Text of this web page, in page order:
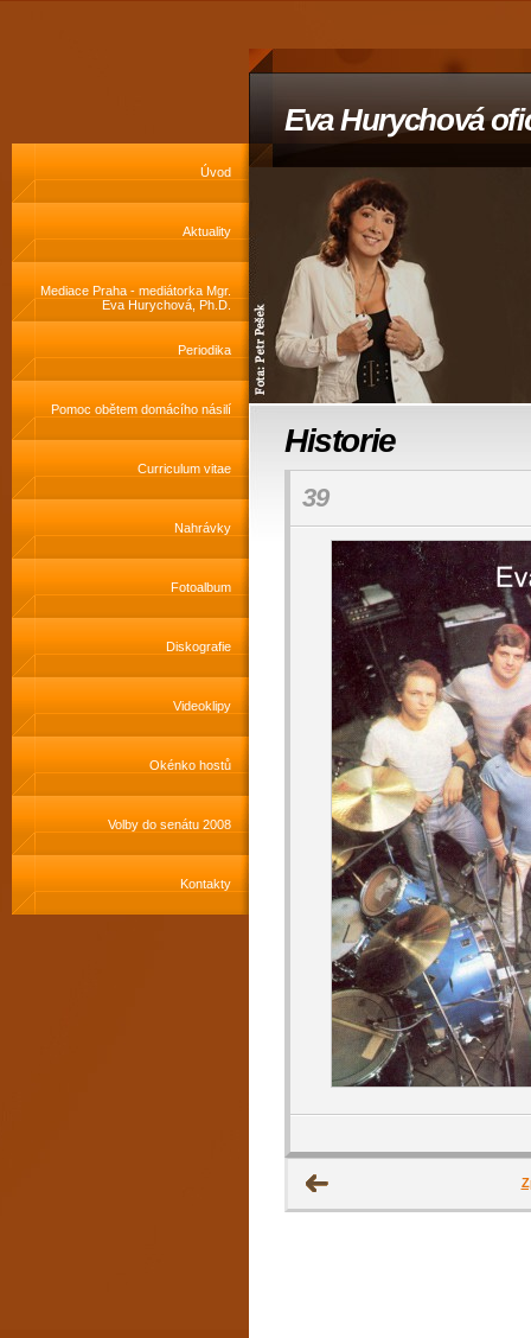
Eva Hurychová
Úvod
Aktuality
Mediace Praha - mediátorka Mgr.
Eva Hurychová, Ph.D.
Periodika
Pomoc obětem domácího násilí
Curriculum vitae
Nahrávky
Fotoalbum
Diskografie
Videoklipy
Okénko hostů
Volby do senátu 2008
Kontakty
Historie
39